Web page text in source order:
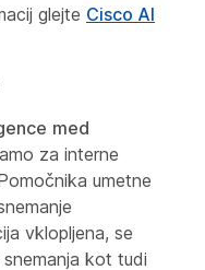
glejte Cisco AI
med
za interne
umetne
vklopljena, se
kot tudi